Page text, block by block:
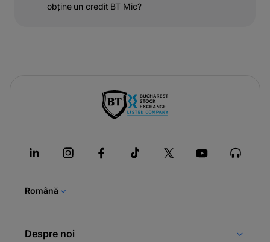
obține un credit BT Mic?
a
Română
Despre noi